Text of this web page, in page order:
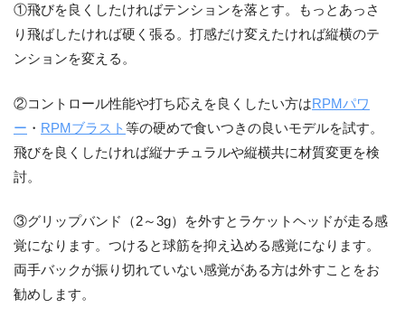
①飛びを良くしたければテンションを落とす。もっとあっさ
り飛ばしたければ硬く張る。打感だけ変えたければ縦横のテ
ンションを変える。
②コントロール性能や打ち応えを良くしたい方はRPMパワ
ー ・ RPMブラスト等の硬めで食いつきの良いモデルを試す。
飛びを良くしたければ縦ナチュラルや縦横共に材質変更を検
討。
③グリップバンド（2～3g）を外すとラケットヘッドが走る感
覚になります。つけると球筋を抑え込める感覚になります。
両手バックが振り切れていない感覚がある方は外すことをお
勧めします。